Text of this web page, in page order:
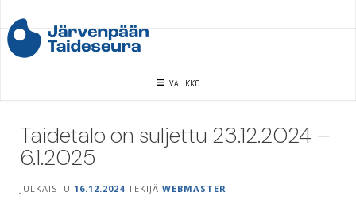
to
content
VALIKKO
Taidetalo on suljettu 23.12.2024 –
6.1.2025
JULKAISTU 16.12.2024 TEKIJÄ WEBMASTER